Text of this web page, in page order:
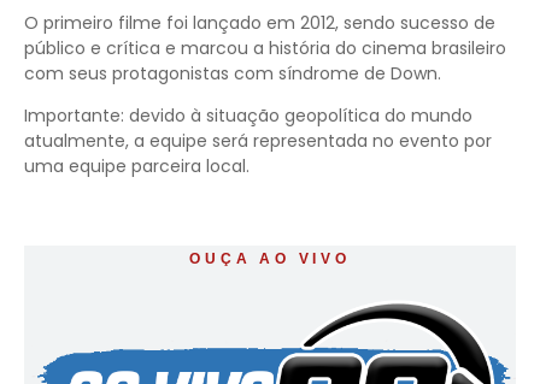
O primeiro filme foi lançado em 2012, sendo sucesso de
público e crítica e marcou a história do cinema brasileiro
com seus protagonistas com síndrome de Down.
Importante: devido à situação geopolítica do mundo
atualmente, a equipe será representada no evento por
uma equipe parceira local.
OUÇA AO VIVO